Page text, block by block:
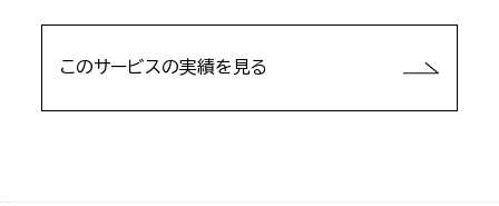
このサービスの実績を見る